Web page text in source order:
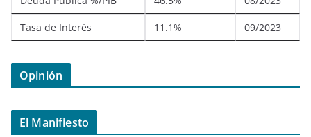
Tasa de Interés 11.1% 09/2023
Opinión
El Manifiesto